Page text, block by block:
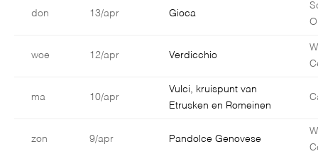
don 13/apr Gioca
woe 12/apr Verdicchio
ma 10/apr
Vulci, kruispunt van
Etrusken en Romeinen
zon 9/apr Pandolce Genovese